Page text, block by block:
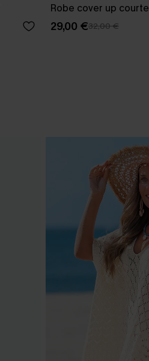
Robe cover up
29,00 €32,00 €